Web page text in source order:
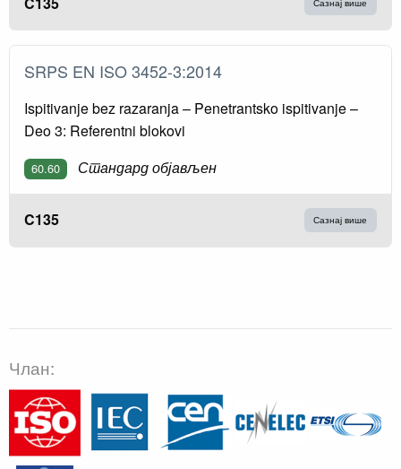
Сазнај више
SRPS EN ISO 3452-3:2014
Ispitivanje bez razaranja – Penetrantsko ispitivanje –
Deo 3: Referentni blokovi
60.60 Стандард објављен
C135 Сазнај више
Члан: